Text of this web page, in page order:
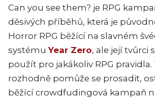
Can you see them? je RPG
děsivých příběhů, která je
Horror RPG běžící na slavném
systémuYear Zero, ale její tvůrci
použít pro jakákoliv RPG pravidla.
rozhodně pomůže se prosadit,
běžící crowdfudingová kampaň